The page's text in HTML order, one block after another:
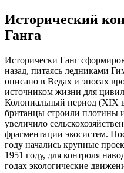
Исторический
Ганга
Исторически Ганг
назад, питаясь ледниками
описано в Ведах и эпосах
источником жизни для
Колониальный период (XIX
британцы строили плотины
увеличило
фрагментации экосистем.
году начались крупные
1951 году, для контроля
годах экологические